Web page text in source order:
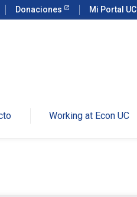
Donaciones Mi Portal UC
Working at Econ UC